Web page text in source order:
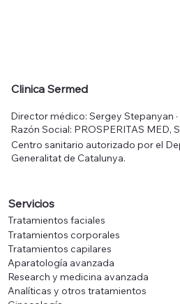
Clinica Sermed
Director médico: Sergey Stepanyan
Razón Social: PROSPERITAS MED,
Centro sanitario autorizado por el
Generalitat de Catalunya.
Servicios
Tratamientos faciales
Tratamientos corporales
Tratamientos capilares
Aparatología avanzada
Research y medicina avanzada
Analíticas y otros tratamientos